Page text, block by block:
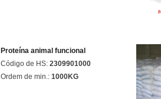
Proteína animal funcional
Código de HS: 2309901000
Ordem de min.: 1000KG